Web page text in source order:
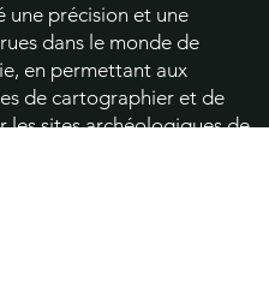
une précision et une
dans le monde de
en permettant aux
de cartographier et de
les sites archéologiques de